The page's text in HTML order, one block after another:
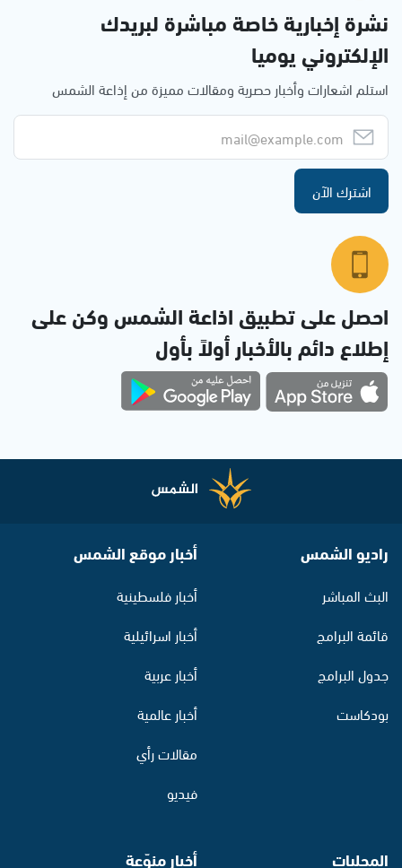
نشرة إخبارية خاصة مباشرة لبريدك
الإلكتروني يوميا
استلم اشعارات وأخبار حصرية ومقالات مميزة من إذاعة الشمس
اشترك الآن
احصل على تطبيق اذاعة الشمس وكن على
إطلاع دائم بالأخبار أولاً بأول
راديو الشمس
البث المباشر
قائمة البرامج
جدول البرامج
بودكاست
أخبار موقع الشمس
أخبار فلسطينية
أخبار اسرائيلية
أخبار عربية
أخبار عالمية
مقالات رأي
فيديو
المحليات أخبار منوّعة